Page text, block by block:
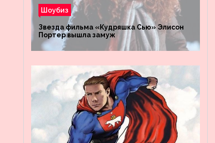
Шоубиз
Звезда фильма «Кудряшка Сью» Элисон
Портер вышла замуж